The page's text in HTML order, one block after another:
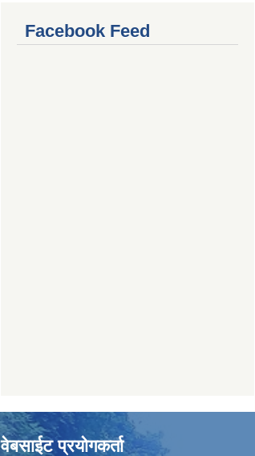
Facebook Feed
वेबसाईट प्रयोगकर्ता